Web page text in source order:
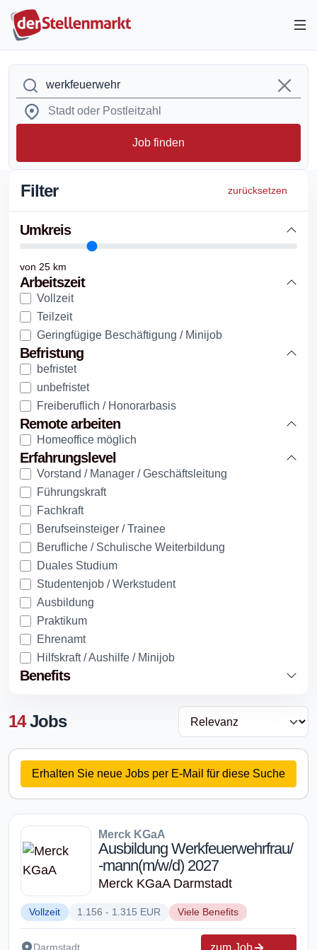
Job finden
Filter zurücksetzen
Umkreis
von 25 km
Arbeitszeit
Vollzeit
Teilzeit
Geringfügige Beschäftigung / Minijob
Befristung
befristet
unbefristet
Freiberuflich / Honorarbasis
Remote arbeiten
Homeoffice möglich
Erfahrungslevel
Vorstand / Manager / Geschäftsleitung
Führungskraft
Fachkraft
Berufseinsteiger / Trainee
Berufliche / Schulische Weiterbildung
Duales Studium
Studentenjob / Werkstudent
Ausbildung
Praktikum
Ehrenamt
Hilfskraft / Aushilfe / Minijob
Benefits
14Jobs
Erhalten Sie neue Jobs per E-Mail für diese Suche
Merck KGaA
Ausbildung Werkfeuerwehrfrau/
-mann(m/w/d) 2027
Merck KGaA Darmstadt
Vollzeit 1.156 - 1.315 EUR Viele Benefits
Darmstadt zum Job